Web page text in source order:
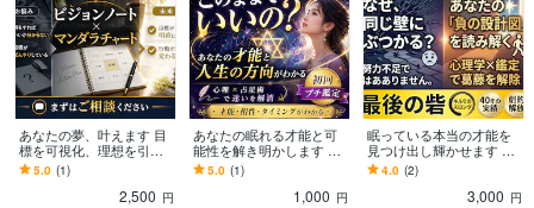
あなたの夢、叶えます 目
標を可視化、理想を引き
寄せるビジョンノート・
曼荼羅チャート
5.0 (1)
2,500 円
あなたの眠れる才能と可
能性を解き明かします 魂
の声を聴き、運気を好転
させる鑑定です
5.0 (1)
1,000 円
眠っている本当の才能を
見つけ出し輝かせます 才
能を解き放ち理想の未来
を可視化
4.0 (2)
3,000 円